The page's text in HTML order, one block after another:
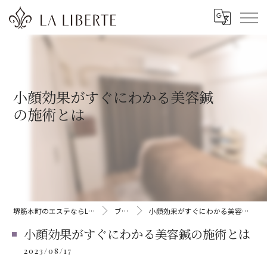
小顔効果がすぐにわかる美容鍼
の施術とは
堺筋本町のエステならLA LIBERTE ブログ 小顔効果がすぐにわかる美容鍼の施術とは
小顔効果がすぐにわかる美容鍼の施術とは
2023/08/17